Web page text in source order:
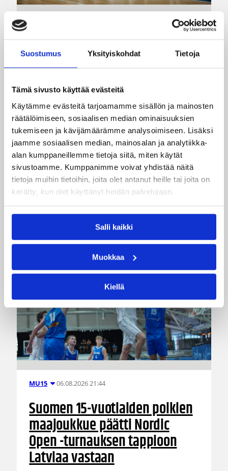
Suostumus Yksityiskohdat Tietoja
Tämä sivusto käyttää evästeitä
Käytämme evästeitä tarjoamamme sisällön ja mainosten
räätälöimiseen, sosiaalisen median ominaisuuksien
tukemiseen ja kävijämäärämme analysoimiseen. Lisäksi
jaamme sosiaalisen median, mainosalan ja analytiikka-
alan kumppaneillemme tietoja siitä, miten käytät
sivustoamme. Kumppanimme voivat yhdistää näitä
tietoja muihin tietoihin, joita olet antanut heille tai joita on
kerätty, kun olet käyttänyt heidän palvelujaan.
Salli kaikki
Muokkaa
Kiellä
Susiladiesin puolustus rautaa
Tukholmassa –
harvinaislaatuinen voitto
Liettuasta
Susiladies nappasi harvinaislaatuisen voiton
Liettuasta Tukholmassa pelatussa maaottelussa.
Susiladies voitti vakuuttavasti Liettuan 81-70
(48-36) Elina Aarnisalon 22 pisteen
johdattamana. Suomi pelaa Tukholmassa vielä
toisen ottelun, kun huomenna vastaan tulee
Ruotsi.
MU15 06.08.2026 21:44
Suomen 15-vuotiaiden poikien
maajoukkue päätti Nordic
Open -turnauksen tappioon
Latviaa vastaan